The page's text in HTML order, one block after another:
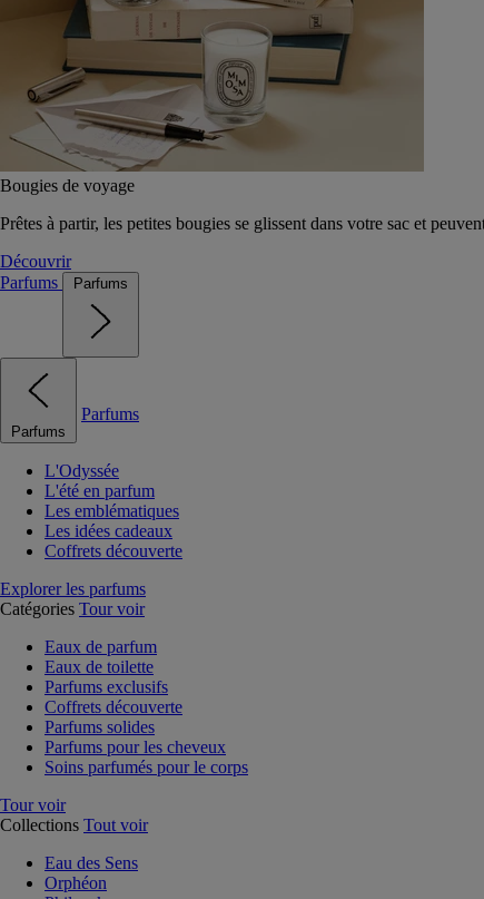
Bougies de voyage
Prêtes à partir, les petites bougies se glissent dans votre sac et
Découvrir
Parfums
Parfums
Parfums
Parfums
L'Odyssée
L'été en parfum
Les emblématiques
Les idées cadeaux
Coffrets découverte
Explorer les parfums
Catégories Tour voir
Eaux de parfum
Eaux de toilette
Parfums exclusifs
Coffrets découverte
Parfums solides
Parfums pour les cheveux
Soins parfumés pour le corps
Tour voir
Collections Tout voir
Eau des Sens
Orphéon